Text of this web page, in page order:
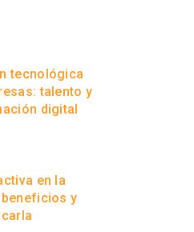
tecnológica
talento y
digital
en la
y